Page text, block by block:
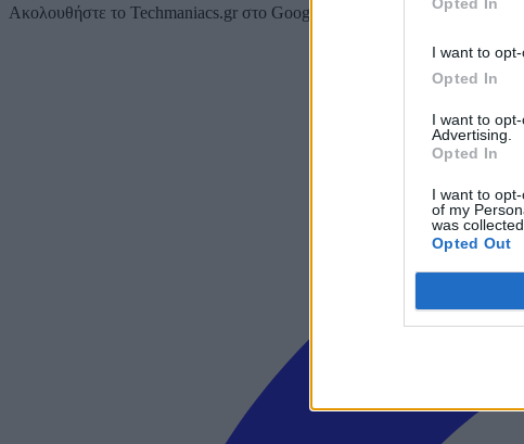
I want to
Opted In
I want to
Advertising.
Opted In
I want to
of my
was collected.
Opted Out
Ακολουθήστε το Techmaniacs.gr στο Google News για να διαβάζετε